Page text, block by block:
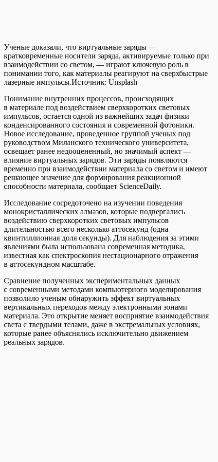
Ученые доказали, что виртуальные заряды —
кратковременные носители заряда, активируемые только при
взаимодействии со светом, — играют ключевую роль в
понимании того, как материалы реагируют на сверхбыстрые
лазерные импульсы.Источник: Unsplash
Понимание внутренних процессов, происходящих
в материале под воздействием сверхкоротких световых
импульсов, остается одной из важнейших задач физики
конденсированного состояния и современной фотоники.
Новое исследование, проведенное группой ученых под
руководством Миланского технического университета,
освещает ранее недооцененный, но значимый аспект —
влияние виртуальных зарядов. Эти заряды появляются
временно при взаимодействии материала со светом и имеют
решающее значение для формирования реакционной
способности материала, сообщает ScienceDaily.
Исследование сосредоточено на изучении поведения
монокристаллических алмазов, которые подвергались
воздействию сверхкоротких световых импульсов
длительностью всего несколько аттосекунд (одна
квинтиллионная доля секунды). Для наблюдения за этими
явлениями была использована современная методика,
известная как спектроскопия нестационарного отражения
в аттосекундном масштабе.
Сравнение полученных экспериментальных данных
с современными методами компьютерного моделирования
позволило ученым обнаружить эффект виртуальных
вертикальных переходов между электронными зонами
материала. Это открытие меняет восприятие взаимодействия
света с твердыми телами, даже в экстремальных условиях,
которые ранее объяснялись исключительно движением
реальных зарядов.